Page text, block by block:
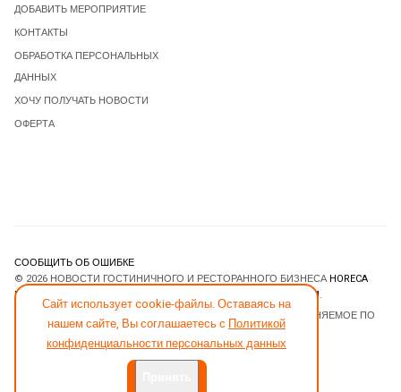
Сайт использует cookie-файлы. Оставаясь на
нашем сайте, Вы соглашаетесь с Политикой
конфиденциальности персональных данных
ДОБАВИТЬ МЕРОПРИЯТИЕ
КОНТАКТЫ
ОБРАБОТКА ПЕРСОНАЛЬНЫХ
ДАННЫХ
ХОЧУ ПОЛУЧАТЬ НОВОСТИ
ОФЕРТА
СООБЩИТЬ ОБ ОШИБКЕ
© 2026 НОВОСТИ ГОСТИНИЧНОГО И РЕСТОРАННОГО БИЗНЕСА HORECA
ESTATE
JOOMLART.COM.
- ПРОГРАММНОЕ ОБЕСПЕЧЕНИЕ, РАСПРОСТРАНЯЕМОЕ ПО
ЛИЦЕНЗИИGNU GENERAL PUBLIC LICENSE